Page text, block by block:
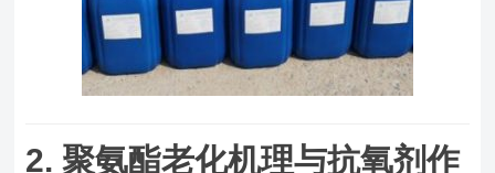
2. 聚氨酯老化机理与抗氧剂作